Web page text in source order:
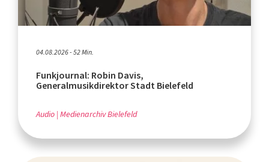
04.08.2026 - 52 Min.
Funkjournal: Robin Davis,
Generalmusikdirektor Stadt Bielefeld
Audio Medienarchiv Bielefeld